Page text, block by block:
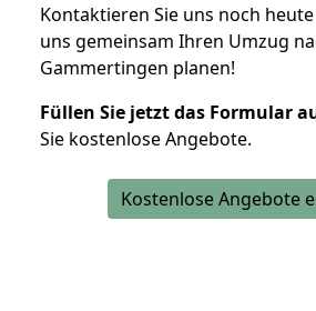
Kontaktieren Sie uns noch
uns gemeinsam Ihren Umzug
Gammertingen planen!
Füllen Sie jetzt das Formular
Sie kostenlose Angebote.
Kostenlose Angebote